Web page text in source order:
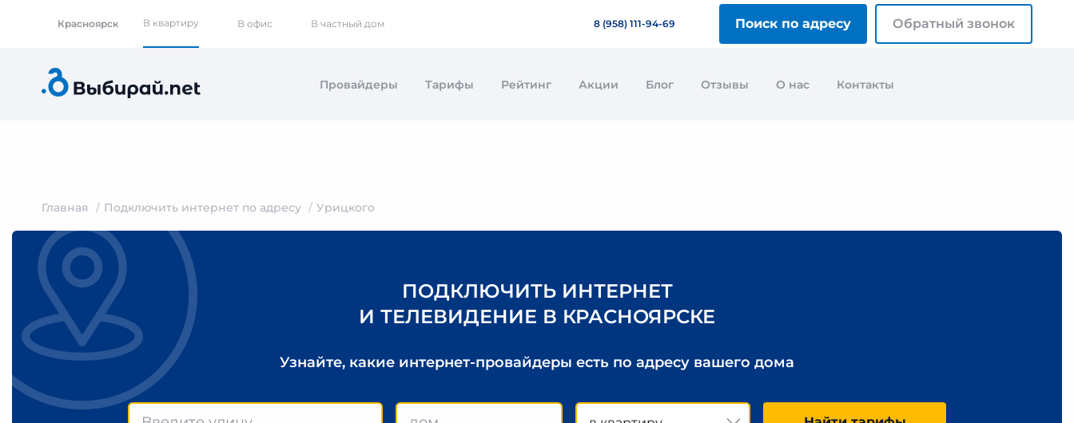
Красноярск В квартиру В офис В частный дом 8 (958) 111-94-69 Поиск по адресу Обратный звонок
Провайдеры Тарифы Рейтинг Акции Блог Отзывы О нас Контакты
Главная Подключить интернет по адресу Урицкого
ПОДКЛЮЧИТЬ ИНТЕРНЕТ
И ТЕЛЕВИДЕНИЕ В КРАСНОЯРСКЕ
Узнайте, какие интернет-провайдеры есть по адресу вашего дома